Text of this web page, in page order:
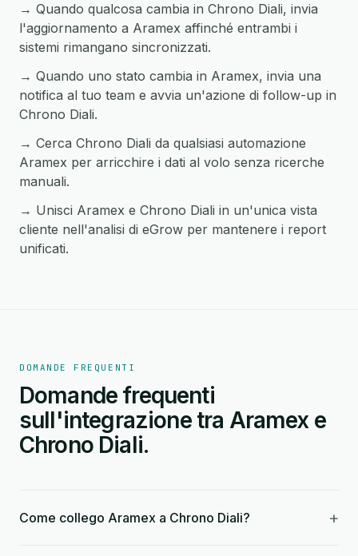
→ Quando qualcosa cambia in Chrono Diali, invia
l'aggiornamento a Aramex affinché entrambi i
sistemi rimangano sincronizzati.
→ Quando uno stato cambia in Aramex, invia una
notifica al tuo team e avvia un'azione di follow-up in
Chrono Diali.
→ Cerca Chrono Diali da qualsiasi automazione
Aramex per arricchire i dati al volo senza ricerche
manuali.
→ Unisci Aramex e Chrono Diali in un'unica vista
cliente nell'analisi di eGrow per mantenere i report
unificati.
DOMANDE FREQUENTI
Domande frequenti
sull'integrazione tra Aramex e
Chrono Diali.
Come collego Aramex a Chrono Diali? +